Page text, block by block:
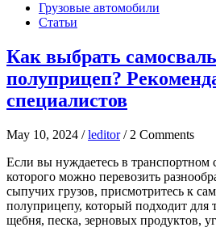
Грузовые автомобили
Статьи
Как выбрать
полуприцеп?
специалистов
May 10, 2024 /leditor/ 2 Comments
Если вы нуждаетесь в транспортном
которого можно перевозить
сыпучих грузов, присмотритесь к
полуприцепу, который подходит для
щебня, песка, зерновых продуктов,